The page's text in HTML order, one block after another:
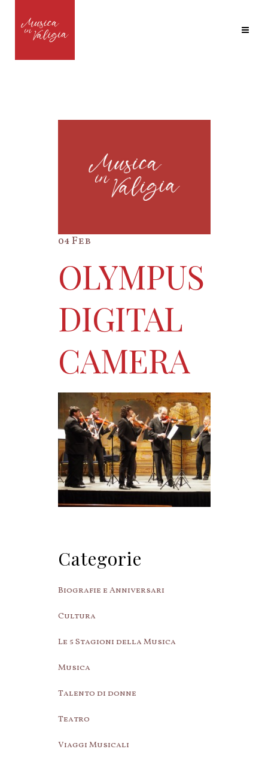
04 Feb
OLYMPUS
DIGITAL
CAMERA
Categorie
Biografie e Anniversari
Cultura
Le 5 Stagioni della Musica
Musica
Talento di donne
Teatro
Viaggi Musicali